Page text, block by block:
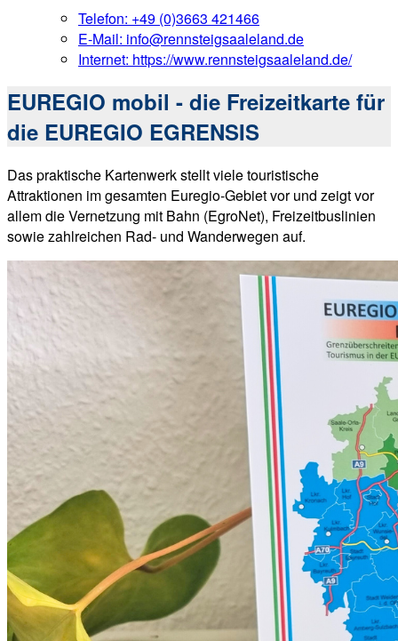
Telefon: +49 (0)3663 421466
E-Mail: info@rennsteigsaaleland.de
Internet: https://www.rennsteigsaaleland.de/
EUREGIO mobil - die Freizeitkarte für
die EUREGIO EGRENSIS
Das praktische Kartenwerk stellt viele touristische
Attraktionen im gesamten Euregio-Gebiet vor und zeigt vor
allem die Vernetzung mit Bahn (EgroNet), Freizeitbuslinien
sowie zahlreichen Rad- und Wanderwegen auf.